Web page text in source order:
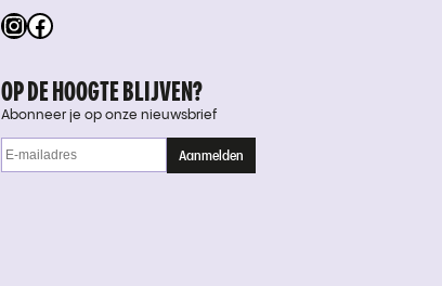
Instagram
Facebook
OP DE HOOGTE BLIJVEN?
Abonneer je op onze nieuwsbrief